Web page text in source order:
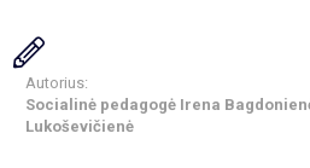
Autorius:
Socialinė pedagogė Irena
Lukoševičienė